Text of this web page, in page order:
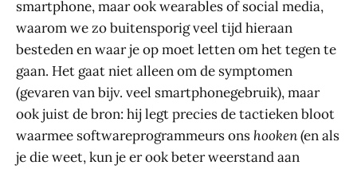
smartphone, maar ook wearables of social media,
waarom we zo buitensporig veel tijd hieraan
besteden en waar je op moet letten om het tegen te
gaan. Het gaat niet alleen om de symptomen
(gevaren van bijv. veel smartphonegebruik), maar
ook juist de bron: hij legt precies de tactieken bloot
waarmee softwareprogrammeurs ons hooken(en als
je die weet, kun je er ook beter weerstand aan